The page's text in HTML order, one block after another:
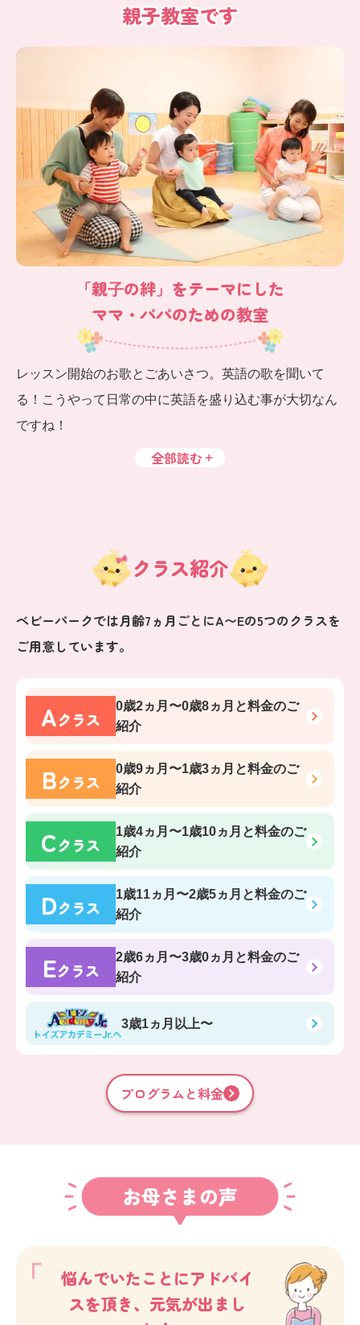
親子教室です
「親⼦の絆」をテーマにした
ママ・パパのための教室
レッスン開始のお歌とごあいさつ。英語の歌を聞いて
る！こうやって日常の中に英語を盛り込む事が大切なん
ですね！
全部読む
クラス紹介
ベビーパークでは月齢7ヵ月ごとにA〜Eの5つのクラスを
ご用意しています。
Aクラス
0歳2ヵ月〜0歳8ヵ月 と料金のご
紹介
Bクラス
0歳9ヵ月〜1歳3ヵ月 と料金のご
紹介
Cクラス
1歳4ヵ月〜1歳10ヵ月 と料金のご
紹介
Dクラス
1歳11ヵ月〜2歳5ヵ月 と料金のご
紹介
Eクラス
2歳6ヵ月〜3歳0ヵ月 と料金のご
紹介
3歳1ヵ月以上〜
プログラムと料金
お母さまの声
悩んでいたことにアドバイ
スを頂き、元気が出まし